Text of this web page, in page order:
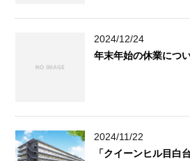
2024/12/24
年末年始の休業につ
2024/11/22
「クイーンヒル目白